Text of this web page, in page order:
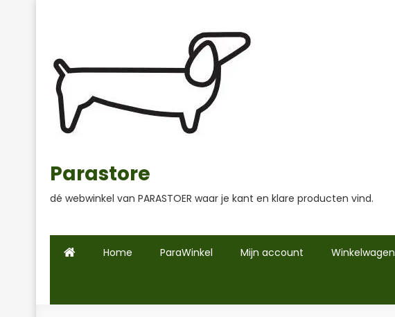
Parastore
dé webwinkel van PARASTOER waar je kant en klare producten vind.
Home ParaWinkel Mijn account Winkelwagen